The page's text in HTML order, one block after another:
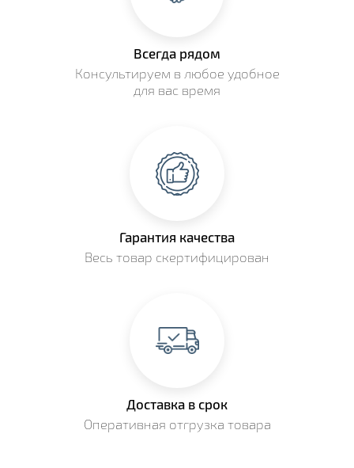
Всегда рядом
Консультируем в любое удобное
для вас время
Гарантия качества
Весь товар скертифицирован
Доставка в срок
Оперативная отгрузка товара